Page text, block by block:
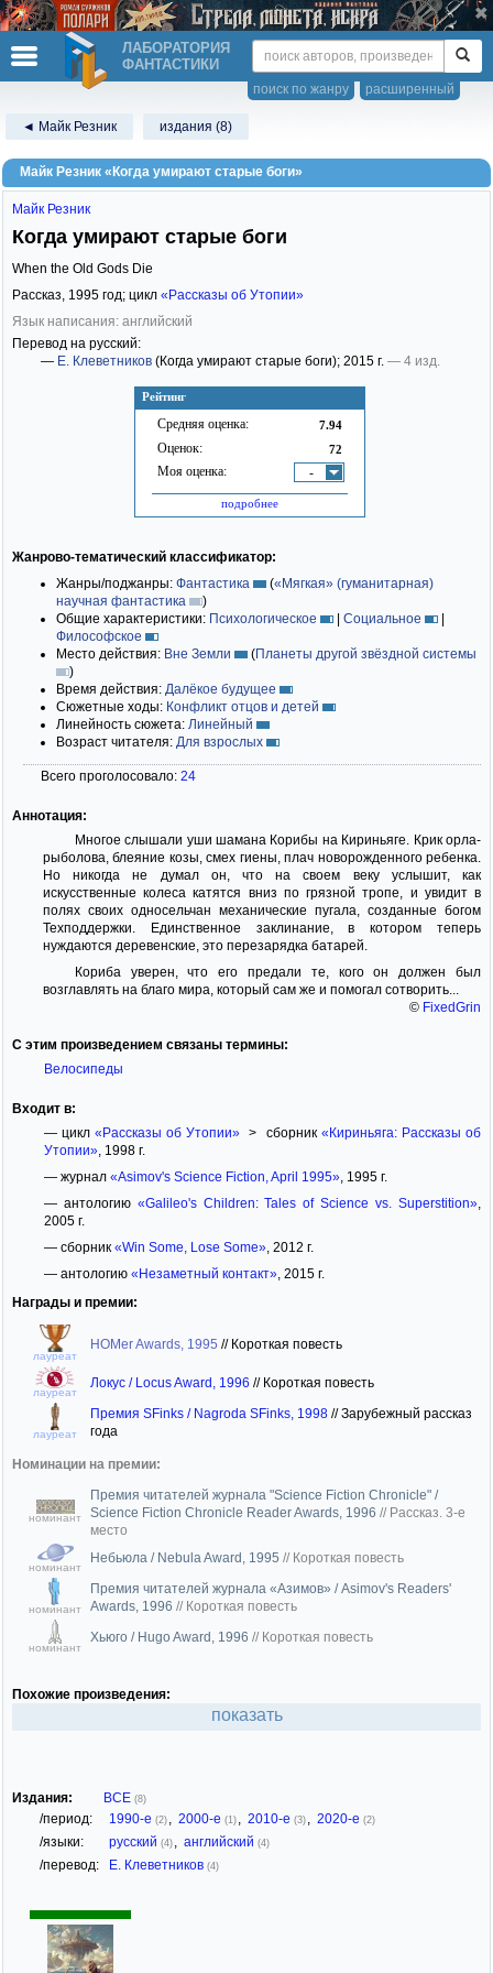
ЛАБОРАТОРИЯ
ФАНТАСТИКИ
расширенный
поиск по жанру
◄ Майк Резник издания (8)
Майк Резник «Когда умирают старые боги»
Рейтинг
Средняя оценка: 7.94
Оценок: 72
Моя оценка: -
подробнее
Майк Резник
Когда умирают старые боги
When the Old Gods Die
Рассказ, 1995 год; цикл «Рассказы об Утопии»
Язык написания: английский
Перевод на русский:
— Е. Клеветников (Когда умирают старые боги); 2015 г. — 4 изд.
Жанрово-тематический классификатор:
Жанры/поджанры: Фантастика («Мягкая» (гуманитарная)
научная фантастика
)
Общие характеристики: Психологическое | Социальное
|
Философское
Место действия: Вне Земли (Планеты другой звёздной системы
)
Время действия: Далёкое будущее
Сюжетные ходы: Конфликт отцов и детей
Линейность сюжета: Линейный
Возраст читателя: Для взрослых
Всего проголосовало: 24
Аннотация:
Многое слышали уши шамана Корибы на Кириньяге. Крик орла-
рыболова, блеяние козы, смех гиены, плач новорожденного ребенка.
Но никогда не думал он, что на своем веку услышит, как
искусственные колеса катятся вниз по грязной тропе, и увидит в
полях своих односельчан механические пугала, созданные богом
Техподдержки. Единственное заклинание, в котором теперь
нуждаются деревенские, это перезарядка батарей.
Кориба уверен, что его предали те, кого он должен был
возглавлять на благо мира, который сам же и помогал сотворить...
© FixedGrin
С этим произведением связаны термины:
Велосипеды
Входит в:
— цикл«Рассказы об Утопии» > сборник «Кириньяга: Рассказы об
Утопии», 1998 г.
— журнал «Asimov's Science Fiction, April 1995», 1995 г.
— антологию «Galileo's Children: Tales of Science vs. Superstition»
2005 г.
— сборник «Win Some, Lose Some», 2012 г.
— антологию «Незаметный контакт», 2015 г.
Награды и премии:
лауреат
HOMer Awards, 1995 // Короткая повесть
лауреат
Локус / Locus Award, 1996 // Короткая повесть
лауреат
Премия SFinks / Nagroda SFinks, 1998 //Зарубежный рассказ
года
Номинации на премии:
номинант
Премия читателей журнала "Science Fiction Chronicle" /
Science Fiction Chronicle Reader Awards, 1996 // Рассказ. 3-е
место
номинант
Небьюла / Nebula Award, 1995 // Короткая повесть
номинант
Премия читателей журнала «Азимов» / Asimov's Readers'
Awards, 1996 // Короткая повесть
номинант
Хьюго / Hugo Award, 1996 // Короткая повесть
Похожие произведения:
показать
Издания: ВСЕ (8)
/период: 1990-е (2) , 2000-е (1) , 2010-е (3) , 2020-е (2)
/языки: русский (4) , английский (4)
/перевод: Е. Клеветников (4)